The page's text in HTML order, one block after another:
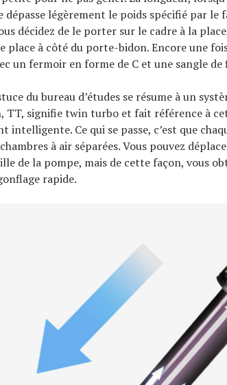
dépasse légèrement le poids spécifié par le
décidez de le porter sur le cadre à la
place à côté du porte-bidon. Encore une
un fermoir en forme de C et une sangle
du bureau d’études se résume à un
TT, signifie twin turbo et fait référence à
intelligente. Ce qui se passe, c’est que
à air séparées. Vous pouvez
de la pompe, mais de cette façon, vous
rapide.